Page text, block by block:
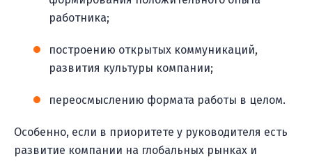
работника;
построению открытых коммуникаций,
развития культуры компании;
переосмыслению формата работы в целом.
Особенно, если в приоритете у руководителя есть
развитие компании на глобальных рынках и